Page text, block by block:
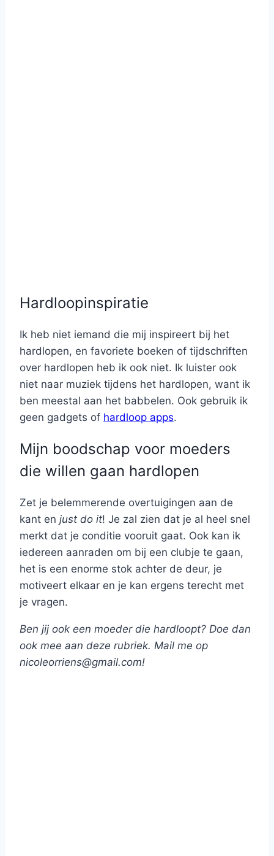
Hardloopinspiratie
Ik heb niet iemand die mij inspireert bij het
hardlopen, en favoriete boeken of tijdschriften
over hardlopen heb ik ook niet. Ik luister ook
niet naar muziek tijdens het hardlopen, want ik
ben meestal aan het babbelen. Ook gebruik ik
geen gadgets of hardloop apps.
Mijn boodschap voor moeders
die willen gaan hardlopen
Zet je belemmerende overtuigingen aan de
kant en just do it! Je zal zien dat je al heel snel
merkt dat je conditie vooruit gaat. Ook kan ik
iedereen aanraden om bij een clubje te gaan,
het is een enorme stok achter de deur, je
motiveert elkaar en je kan ergens terecht met
je vragen.
Ben jij ook een moeder die hardloopt? Doe dan
ook mee aan deze rubriek. Mail me op
nicoleorriens@gmail.com!